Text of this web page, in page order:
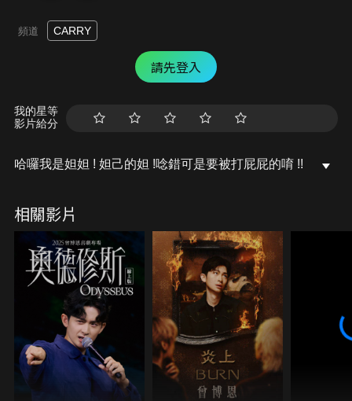
頻道 CARRY
請先登入
我的星等
影片給分
哈囉我是妲妲 ! 妲己的妲 !唸錯可是要被打屁屁的唷 !!
相關影片